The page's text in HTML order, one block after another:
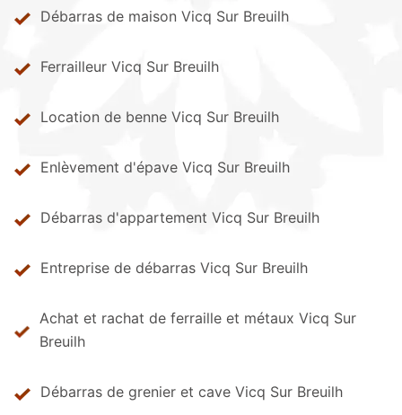
Débarras de maison Vicq Sur Breuilh
Ferrailleur Vicq Sur Breuilh
Location de benne Vicq Sur Breuilh
Enlèvement d'épave Vicq Sur Breuilh
Débarras d'appartement Vicq Sur Breuilh
Entreprise de débarras Vicq Sur Breuilh
Achat et rachat de ferraille et métaux Vicq Sur
Breuilh
Débarras de grenier et cave Vicq Sur Breuilh